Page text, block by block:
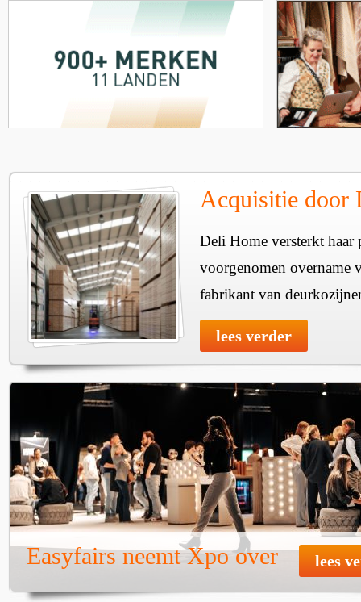
Acquisitie door
Deli Home versterkt haar
voorgenomen overname
fabrikant van
lees verder
Easyfairs neemt Xpo over lees